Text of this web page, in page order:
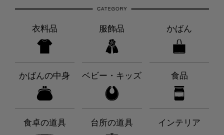
衣料品 服飾品 かばん
かばんの中身 ベビー・キッズ 食品
食卓の道具 台所の道具 インテリア